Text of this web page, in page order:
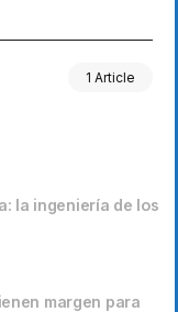
1 Article
la ingeniería de los
margen para